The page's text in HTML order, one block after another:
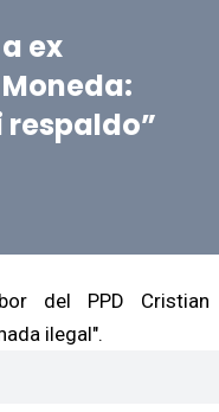
ex
respaldo”
del PPD Cristian
ilegal".